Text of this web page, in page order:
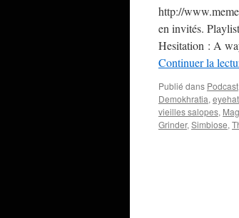
http://
en invités.
Hesitation : A
Continuer la
Publié dans Podcast
Demokhratia,
vieilles salopes,
Grinder, Simbiose,